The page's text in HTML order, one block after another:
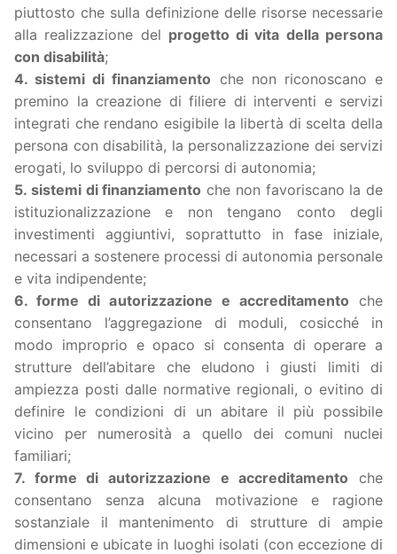
piuttosto che sulla definizione delle risorse necessarie
alla realizzazione del progetto di vita della persona
con disabilità;
4. sistemi di finanziamento che non riconoscano e
premino la creazione di filiere di interventi e servizi
integrati che rendano esigibile la libertà di scelta della
persona con disabilità, la personalizzazione dei servizi
erogati, lo sviluppo di percorsi di autonomia;
5. sistemi di finanziamento che non favoriscano la de
istituzionalizzazione e non tengano conto degli
investimenti aggiuntivi, soprattutto in fase iniziale,
necessari a sostenere processi di autonomia personale
e vita indipendente;
6. forme di autorizzazione e accreditamento che
consentano l’aggregazione di moduli, cosicché in
modo improprio e opaco si consenta di operare a
strutture dell’abitare che eludono i giusti limiti di
ampiezza posti dalle normative regionali, o evitino di
definire le condizioni di un abitare il più possibile
vicino per numerosità a quello dei comuni nuclei
familiari;
7. forme di autorizzazione e accreditamento che
consentano senza alcuna motivazione e ragione
sostanziale il mantenimento di strutture di ampie
dimensioni e ubicate in luoghi isolati (con eccezione di